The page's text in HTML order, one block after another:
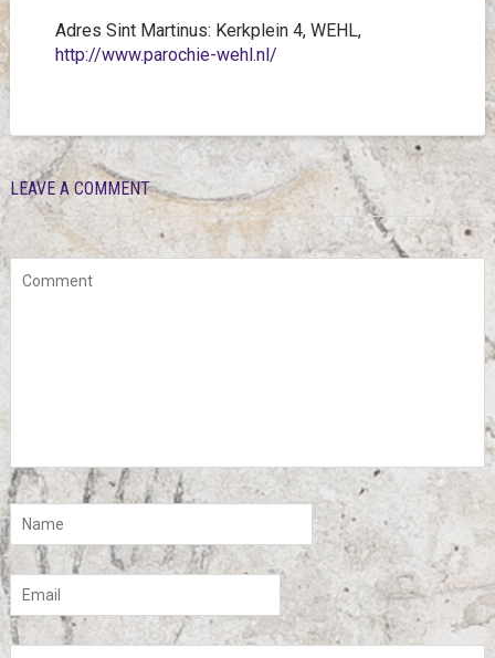
Adres Sint Martinus: Kerkplein 4, WEHL,
http://www.parochie-wehl.nl/
LEAVE A COMMENT